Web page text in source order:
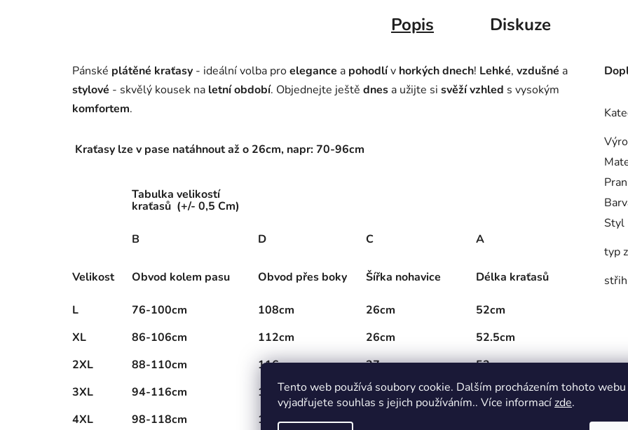
Tento web používá soubory cookie. Dalším procházením tohoto webu
vyjadřujete souhlas s jejich používáním.. Více informacízde.
Popis Diskuze
Pánské plátěné kraťasy - ideální volba proelegance a pohodlív horkých dnech! Lehké, vzdušné a
stylové - skvělý kousek na letní období. Objednejte ještě dnes a užijte si svěží vzhled s vysokým
komfortem.
Kraťasy lze v pase natáhnout až o 26cm, napr: 70-96cm
Tabulka velikostí
kraťasů (+/- 0,5 Cm)
B D C A
Velikost Obvod kolem pasu Obvod přes boky Šířka nohavice Délka kraťasů
L 76-100cm 108cm 26cm
52cm
XL
86-106cm 112cm 26cm
52.5cm
2XL
88-110cm 116cm 27cm
53cm
3XL
94-116cm 120cm 28cm
53.5cm
4XL
98-118cm 124cm
Styl
typ
střih